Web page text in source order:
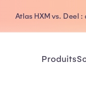
Atlas HXM vs. Deel
Produits